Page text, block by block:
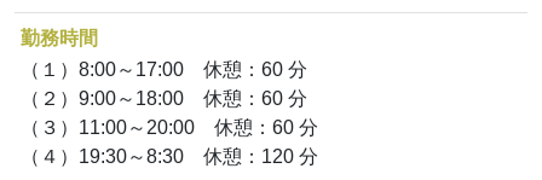
勤務時間
（１）8:00～17:00 休憩：60 分
（２）9:00～18:00 休憩：60 分
（３）11:00～20:00 休憩：60 分
（４）19:30～8:30 休憩：120 分